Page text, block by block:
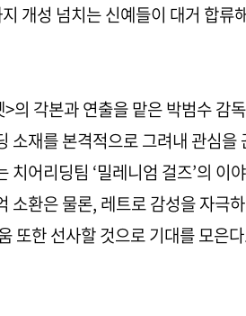
개성 넘치는 신예들이 대거 합류
의 각본과 연출을 맡은 박범수 감
소재를 본격적으로 그려내 관심
치어리딩팀 ‘밀레니엄 걸즈’의 이
소환은 물론, 레트로 감성을 자극
또한 선사할 것으로 기대를 모은